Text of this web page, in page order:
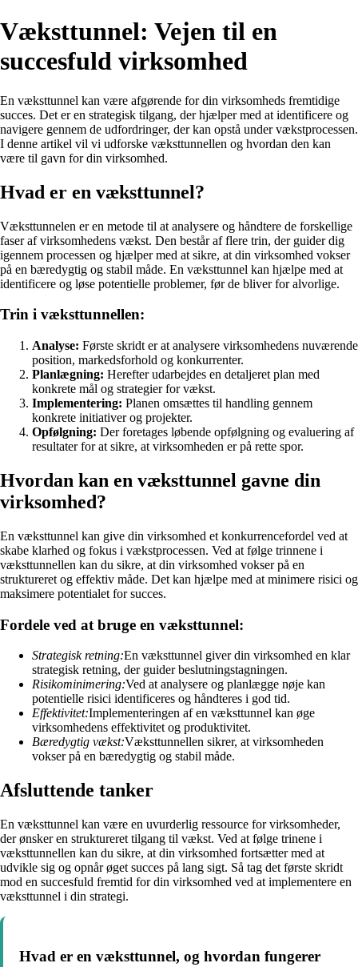
Væksttunnel: Vejen til en
succesfuld virksomhed
En væksttunnel kan være afgørende for din virksomheds fremtidige
succes. Det er en strategisk tilgang, der hjælper med at identificere og
navigere gennem de udfordringer, der kan opstå under vækstprocessen.
I denne artikel vil vi udforske væksttunnellen og hvordan den kan
være til gavn for din virksomhed.
Hvad er en væksttunnel?
Væksttunnelen er en metode til at analysere og håndtere de forskellige
faser af virksomhedens vækst. Den består af flere trin, der guider dig
igennem processen og hjælper med at sikre, at din virksomhed vokser
på en bæredygtig og stabil måde. En væksttunnel kan hjælpe med at
identificere og løse potentielle problemer, før de bliver for alvorlige.
Trin i væksttunnellen:
Analyse: Første skridt er at analysere virksomhedens nuværende
position, markedsforhold og konkurrenter.
Planlægning: Herefter udarbejdes en detaljeret plan med
konkrete mål og strategier for vækst.
Implementering: Planen omsættes til handling gennem
konkrete initiativer og projekter.
Opfølgning: Der foretages løbende opfølgning og evaluering af
resultater for at sikre, at virksomheden er på rette spor.
Hvordan kan en væksttunnel gavne din
virksomhed?
En væksttunnel kan give din virksomhed et konkurrencefordel ved at
skabe klarhed og fokus i vækstprocessen. Ved at følge trinnene i
væksttunnellen kan du sikre, at din virksomhed vokser på en
struktureret og effektiv måde. Det kan hjælpe med at minimere risici og
maksimere potentialet for succes.
Fordele ved at bruge en væksttunnel:
Strategisk retning:En væksttunnel giver din virksomhed en klar
strategisk retning, der guider beslutningstagningen.
Risikominimering:Ved at analysere og planlægge nøje kan
potentielle risici identificeres og håndteres i god tid.
Effektivitet:Implementeringen af en væksttunnel kan øge
virksomhedens effektivitet og produktivitet.
Bæredygtig vækst:Væksttunnellen sikrer, at virksomheden
vokser på en bæredygtig og stabil måde.
Afsluttende tanker
En væksttunnel kan være en uvurderlig ressource for virksomheder,
der ønsker en struktureret tilgang til vækst. Ved at følge trinene i
væksttunnellen kan du sikre, at din virksomhed fortsætter med at
udvikle sig og opnår øget succes på lang sigt. Så tag det første skridt
mod en succesfuld fremtid for din virksomhed ved at implementere en
væksttunnel i din strategi.
Hvad er en væksttunnel, og hvordan fungerer